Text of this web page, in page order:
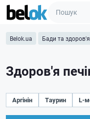
Belok.ua Бади та здоров'я
Здоров'я
Аргінін Таурин L-